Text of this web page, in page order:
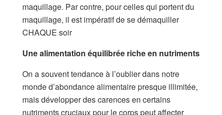
maquillage. Par contre, pour celles qui portent du
maquillage, il est impératif de se démaquiller
CHAQUE soir
Une alimentation équilibrée riche en nutriments
On a souvent tendance à l’oublier dans notre
monde d’abondance alimentaire presque illimitée,
mais développer des carences en certains
nutriments cruciaux pour le corps peut affecter